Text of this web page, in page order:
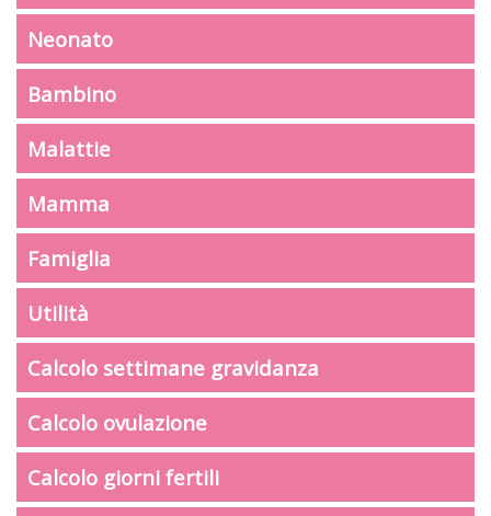
Neonato
Bambino
Malattie
Mamma
Famiglia
Utilità
Calcolo settimane gravidanza
Calcolo ovulazione
Calcolo giorni fertili